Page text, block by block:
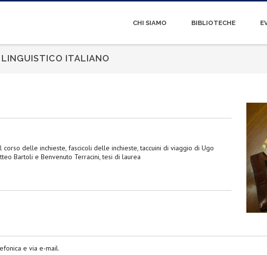
CHI SIAMO BIBLIOTECHE
ITALIANO
delle inchieste, fascicoli delle inchieste, taccuini di viaggio di Ugo
Bartoli e Benvenuto Terracini, tesi di laurea
e via e-mail.